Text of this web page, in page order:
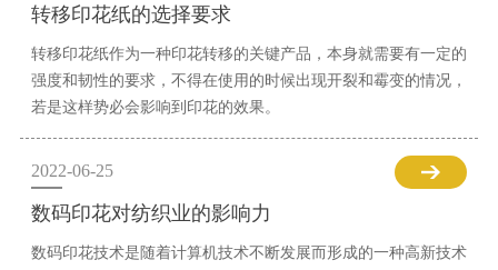
转移印花纸的选择要求
转移印花纸作为一种印花转移的关键产品，本身就需要有一定的
强度和韧性的要求，不得在使用的时候出现开裂和霉变的情况，
若是这样势必会影响到印花的效果。
2022-06-25
数码印花对纺织业的影响力
数码印花技术是随着计算机技术不断发展而形成的一种高新技术